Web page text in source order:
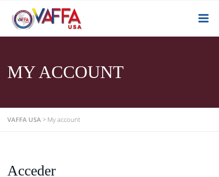
MY ACCOUNT
VAFFA USA> My account
Acceder